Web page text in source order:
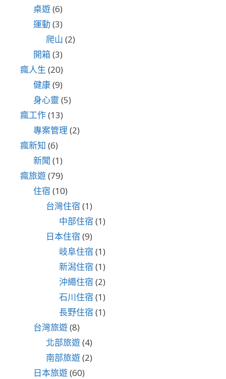
桌遊(6)
運動 (3)
爬山 (2)
開箱(3)
瘋人生 (20)
健康(9)
身心靈 (5)
瘋工作(13)
專案管理 (2)
瘋新知 (6)
新聞 (1)
瘋旅遊(79)
住宿 (10)
台灣住宿 (1)
中部住宿 (1)
日本住宿 (9)
岐阜住宿 (1)
新潟住宿 (1)
沖繩住宿 (2)
石川住宿 (1)
長野住宿 (1)
台灣旅遊(8)
北部旅遊(4)
南部旅遊(2)
日本旅遊(60)